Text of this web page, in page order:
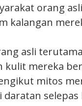
orang
kalangan
asli
kulit mereka
mitos